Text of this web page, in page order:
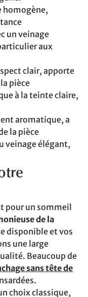
homogène,
un veinage
aux
clair, apporte
pièce
à la teinte claire,
aromatique, a
la pièce
veinage élégant,
pour un sommeil
de la
disponible et vos
une large
Beaucoup de
sans tête de
choix classique,